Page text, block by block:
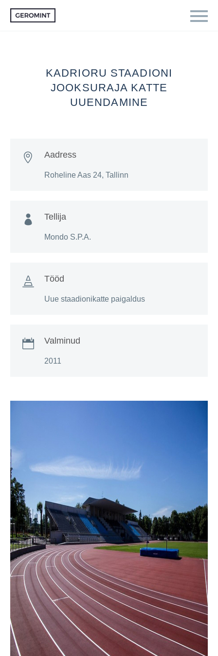
KADRIORU STAADIONI
JOOKSURAJA KATTE
UUENDAMINE
 Aadress
Roheline Aas 24, Tallinn
 Tellija
Mondo S.P.A.
 Tööd
Uue staadionikatte paigaldus
 Valminud
2011